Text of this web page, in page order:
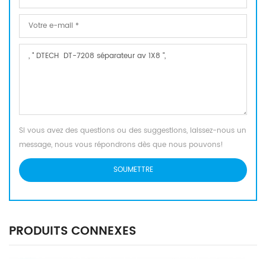
Si vous avez des questions ou des suggestions, laissez-nous un
message, nous vous répondrons dès que nous pouvons!
PRODUITS CONNEXES